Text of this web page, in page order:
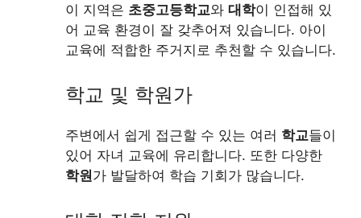
이 지역은 초중고등학교와 대학이 인접해 있
어 교육 환경이 잘 갖추어져 있습니다. 아이
교육에 적합한 주거지로 추천할 수 있습니다.
학교 및 학원가
주변에서 쉽게 접근할 수 있는 여러 학교들이
있어 자녀 교육에 유리합니다. 또한 다양한
학원가 발달하여 학습 기회가 많습니다.